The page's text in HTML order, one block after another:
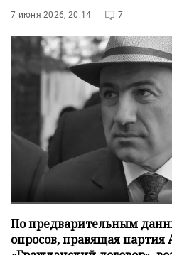
7 июня 2026, 20:14 7
По предварительным
опросов, правящая